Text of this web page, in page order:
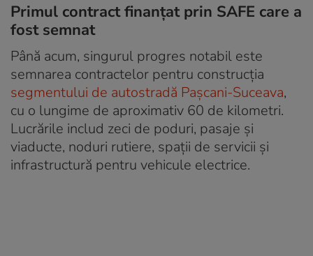
Primul contract finanțat prin SAFE care a
fost semnat
Până acum, singurul progres notabil este
semnarea contractelor pentru construcția
segmentului de autostradă Pașcani-Suceava,
cu o lungime de aproximativ 60 de kilometri.
Lucrările includ zeci de poduri, pasaje și
viaducte, noduri rutiere, spații de servicii și
infrastructură pentru vehicule electrice.